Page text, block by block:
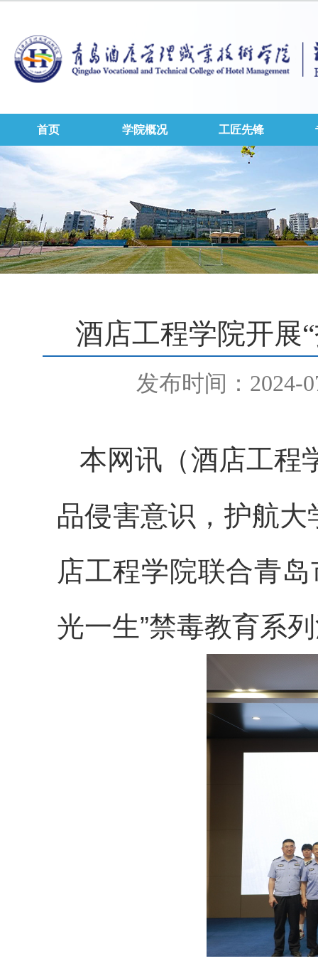
首页 学院概况 工匠先锋
酒店工程学院开展
发布时间：2024-
本网讯 （酒店工
品侵害意识，护航
店工程学院联合青
光一生”禁毒教育系